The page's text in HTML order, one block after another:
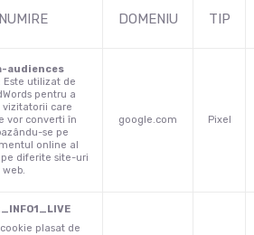
DOMENIU TIP
audiences
Este utilizat de
pentru a
vizitatorii care
vor converti în
se pe
online al
diferite site-uri
web.
google.com Pixel
plasat de